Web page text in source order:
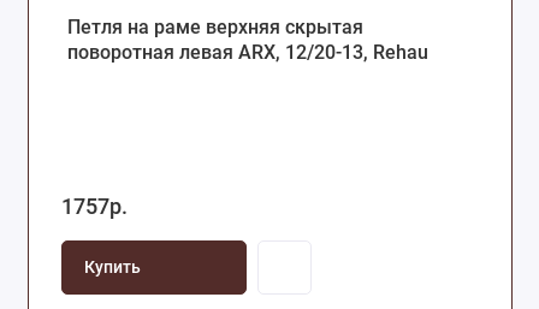
Петля на раме верхняя скрытая
поворотная левая ARX, 12/20-13, Rehau
1757р.
Купить